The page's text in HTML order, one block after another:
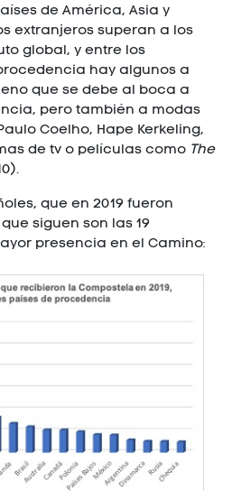
de América, Asia y
extranjeros superan a los
global, y entre los
hay algunos a
que se debe al boca a
pero también a modas
Coelho, Hape Kerkeling,
de tv o películas como The
que en 2019 fueron
siguen son las 19
presencia en el Camino: